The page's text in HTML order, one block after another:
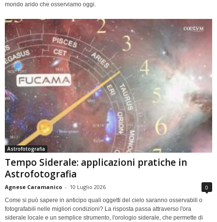
mondo arido che osserviamo oggi.
Astrofotografia
Tempo Siderale: applicazioni pratiche in
Astrofotografia
Agnese Caramanico - 10 Luglio 2026 0
Come si può sapere in anticipo quali oggetti del cielo saranno osservabili o
fotografabili nelle migliori condizioni? La risposta passa attraverso l'ora
siderale locale e un semplice strumento, l'orologio siderale, che permette di